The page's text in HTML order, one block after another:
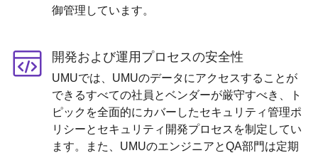
御管理しています。
開発および運用プロセスの安全性
UMUでは、UMUのデータにアクセスすることが
できるすべての社員とベンダーが厳守すべき、ト
ピックを全面的にカバーしたセキュリティ管理ポ
リシーとセキュリティ開発プロセスを制定してい
ます。また、UMUのエンジニアとQA部門は定期